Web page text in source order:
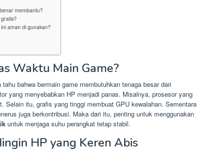
membantu?
aman di gunakan?
Waktu Main Game?
bahwa bermain game membutuhkan tenaga besar dari
yang menyebabkan HP menjadi panas. Misalnya, prosesor yang
Selain itu, grafis yang tinggi membuat GPU kewalahan. Sementara
juga berkontribusi. Maka dari itu, penting untuk menggunakan
untuk menjaga suhu perangkat tetap stabil.
HP yang Keren Abis